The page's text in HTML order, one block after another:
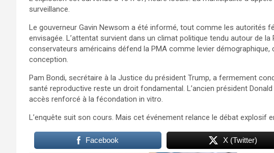
surveillance.
Le gouverneur Gavin Newsom a été informé, tout comme les autorités
envisagée. L’attentat survient dans un climat politique tendu autour de la
conservateurs américains défend la PMA comme levier démographique,
conception.
Pam Bondi, secrétaire à la Justice du président Trump, a fermement
santé reproductive reste un droit fondamental. L’ancien président
accès renforcé à la fécondation in vitro.
L’enquête suit son cours. Mais cet événement relance le débat explosif
Facebook X (Twitter)